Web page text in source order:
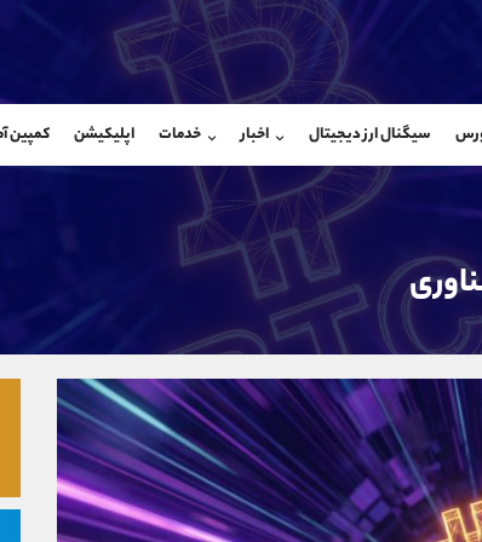
سیگنال ارز دیجیتال اخبار خدمات اپلیکیشن کمپین
شروع گفتگو
107
واتساپ
تلگرام
داخلی